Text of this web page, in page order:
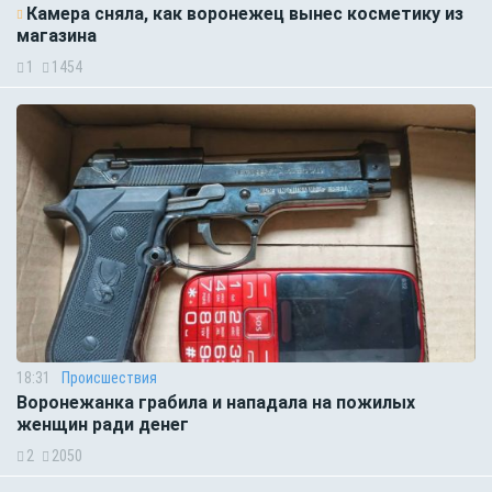
Камера сняла, как воронежец вынес косметику из
магазина
1 1454
18:31 Происшествия
Воронежанка грабила и нападала на пожилых
женщин ради денег
2 2050